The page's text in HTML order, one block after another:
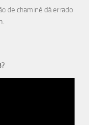
de chaminé dá errado